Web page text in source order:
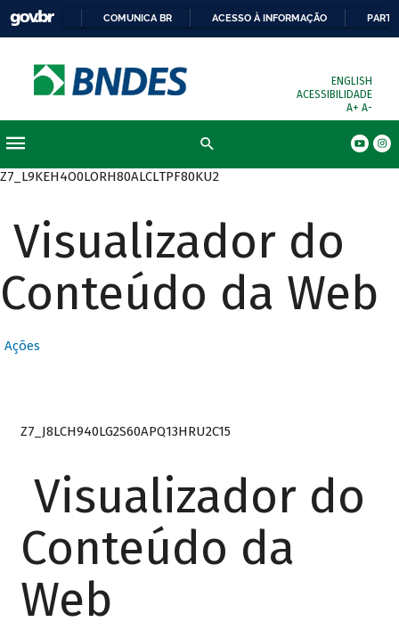
COMUNICA BR ACESSO À INFORMAÇÃO
ENGLISH
ACESSIBILIDADE
A+ A-
Z7_L9KEH4O0LORH80ALCLTPF80KU2
Visualizador do
Conteúdo da Web
Ações
Z7_J8LCH940LG2S60APQ13HRU2C15
Visualizador do
Conteúdo da
Web